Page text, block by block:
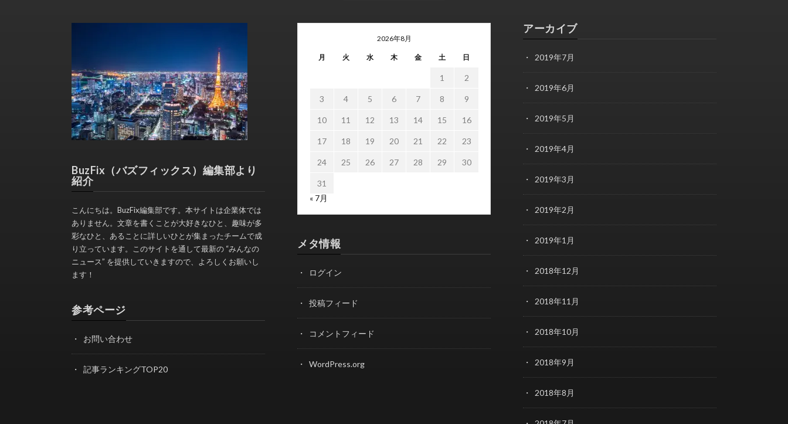
BuzFix（バズフィックス）編集部より
紹介
こんにちは。BuzFix編集部です。本サイトは企業体では
ありません。文章を書くことが大好きなひと、趣味が多
彩なひと、あることに詳しいひとが集まったチームで成
り立っています。このサイトを通して最新の “みんなの
ニュース” を提供していきますので、よろしくお願いし
ます！
参考ページ
お問い合わせ
記事ランキングTOP20
2026年8月
月 火 水 木 金 土 日
1 2
3 4 5 6 7 8 9
10 11 12 13 14 15 16
17 18 19 20 21 22 23
24 25 26 27 28 29 30
31
« 7月
メタ情報
ログイン
投稿フィード
コメントフィード
WordPress.org
アーカイブ
2019年7月
2019年6月
2019年5月
2019年4月
2019年3月
2019年2月
2019年1月
2018年12月
2018年11月
2018年10月
2018年9月
2018年8月